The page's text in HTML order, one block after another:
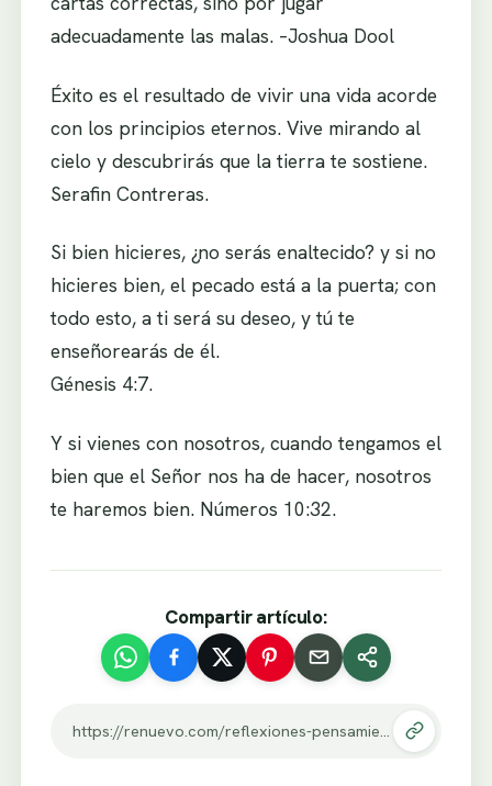
adecuadamente las malas. –Joshua Dool
Éxito es el resultado de vivir una vida acorde
con los principios eternos. Vive mirando al
cielo y descubrirás que la tierra te sostiene.
Serafin Contreras.
Si bien hicieres, ¿no serás enaltecido? y si no
hicieres bien, el pecado está a la puerta; con
todo esto, a ti será su deseo, y tú te
enseñorearás de él.
Génesis 4:7.
Y si vienes con nosotros, cuando tengamos el
bien que el Señor nos ha de hacer, nosotros
te haremos bien. Números 10:32.
Compartir artículo:
https://renuevo.com/reflexiones-pensamiento-sobre-exito.html